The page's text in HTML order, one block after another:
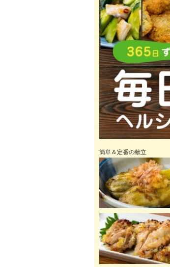
簡単＆定番の献立